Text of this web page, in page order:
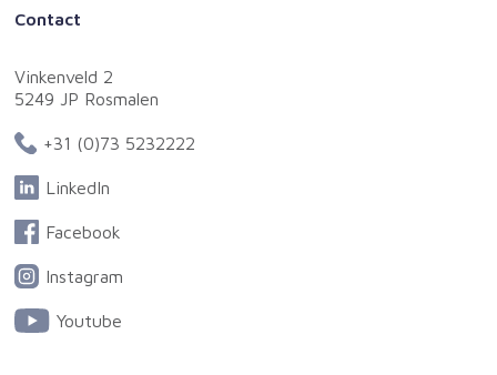
Contact
Vinkenveld 2
5249 JP Rosmalen
+31 (0)73 5232222
LinkedIn
Facebook
Instagram
Youtube